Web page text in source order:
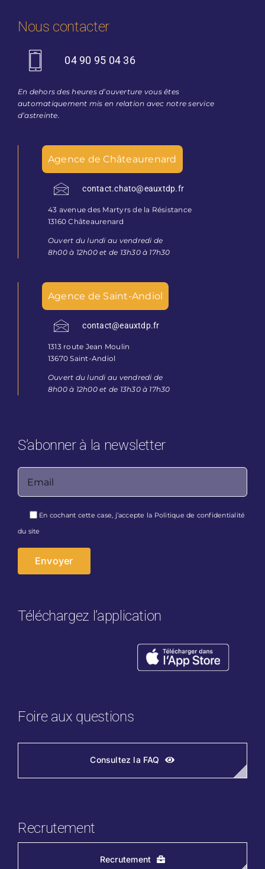
Nous contacter
04 90 95 04 36
En dehors des heures d’ouverture vous êtes
automatiquement mis en relation avec notre service
d’astreinte.
Agence de Châteaurenard
contact.chato@eauxtdp.fr
43 avenue des Martyrs de la Résistance
13160 Châteaurenard
Ouvert du lundi au vendredi de
8h00 à 12h00 et de 13h30 à 17h30
Agence de Saint-Andiol
contact@eauxtdp.fr
1313 route Jean Moulin
13670 Saint-Andiol
Ouvert du lundi au vendredi de
8h00 à 12h00 et de 13h30 à 17h30
S’abonner à la newsletter
En cochant cette case, j’accepte la Politique de confidentialité
du site
Téléchargez l’application
Foire aux questions
Consultez la FAQ
Recrutement
Recrutement